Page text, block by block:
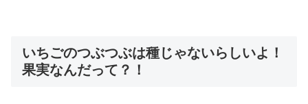
いちごのつぶつぶは種じゃないらしいよ！
果実なんだって？！